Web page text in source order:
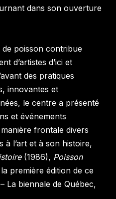
dans son ouverture
poisson contribue
d’artistes d’ici et
des pratiques
innovantes et
le centre a présenté
et événements
frontale divers
à l’art et à son histoire,
(1986), Poisson
première édition de ce
La biennale de Québec,